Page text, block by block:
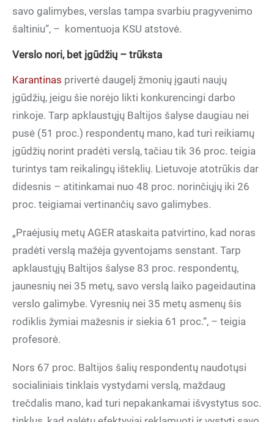
savo galimybes, verslas tampa svarbiu pragyvenimo
šaltiniu“, – komentuoja KSU atstovė.
Verslo nori, bet įgūdžių – trūksta
Karantinas privertė daugelį žmonių įgauti naujų
įgūdžių, jeigu šie norėjo likti konkurencingi darbo
rinkoje. Tarp apklaustųjų Baltijos šalyse daugiau nei
pusė (51 proc.) respondentų mano, kad turi reikiamų
įgūdžių norint pradėti verslą, tačiau tik 36 proc. teigia
turintys tam reikalingų išteklių. Lietuvoje atotrūkis dar
didesnis – atitinkamai nuo 48 proc. norinčiųjų iki 26
proc. teigiamai vertinančių savo galimybes.
„Praėjusių metų AGER ataskaita patvirtino, kad noras
pradėti verslą mažėja gyventojams senstant. Tarp
apklaustųjų Baltijos šalyse 83 proc. respondentų,
jaunesnių nei 35 metų, savo verslą laiko pageidautina
verslo galimybe. Vyresnių nei 35 metų asmenų šis
rodiklis žymiai mažesnis ir siekia 61 proc.“, – teigia
profesorė.
Nors 67 proc. Baltijos šalių respondentų naudotųsi
socialiniais tinklais vystydami verslą, maždaug
trečdalis mano, kad turi nepakankamai išvystytus soc.